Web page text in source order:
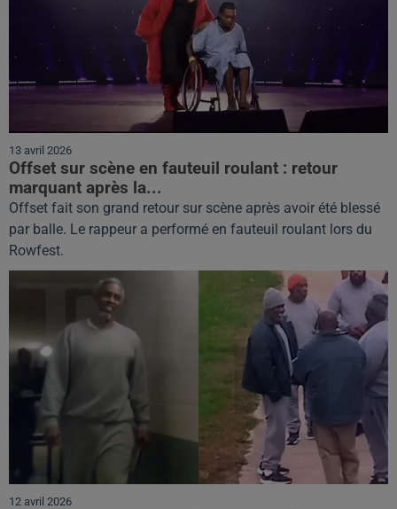
13 avril 2026
Offset sur scène en fauteuil roulant : retour
marquant après la...
Offset fait son grand retour sur scène après avoir été blessé
par balle. Le rappeur a performé en fauteuil roulant lors du
Rowfest.
12 avril 2026